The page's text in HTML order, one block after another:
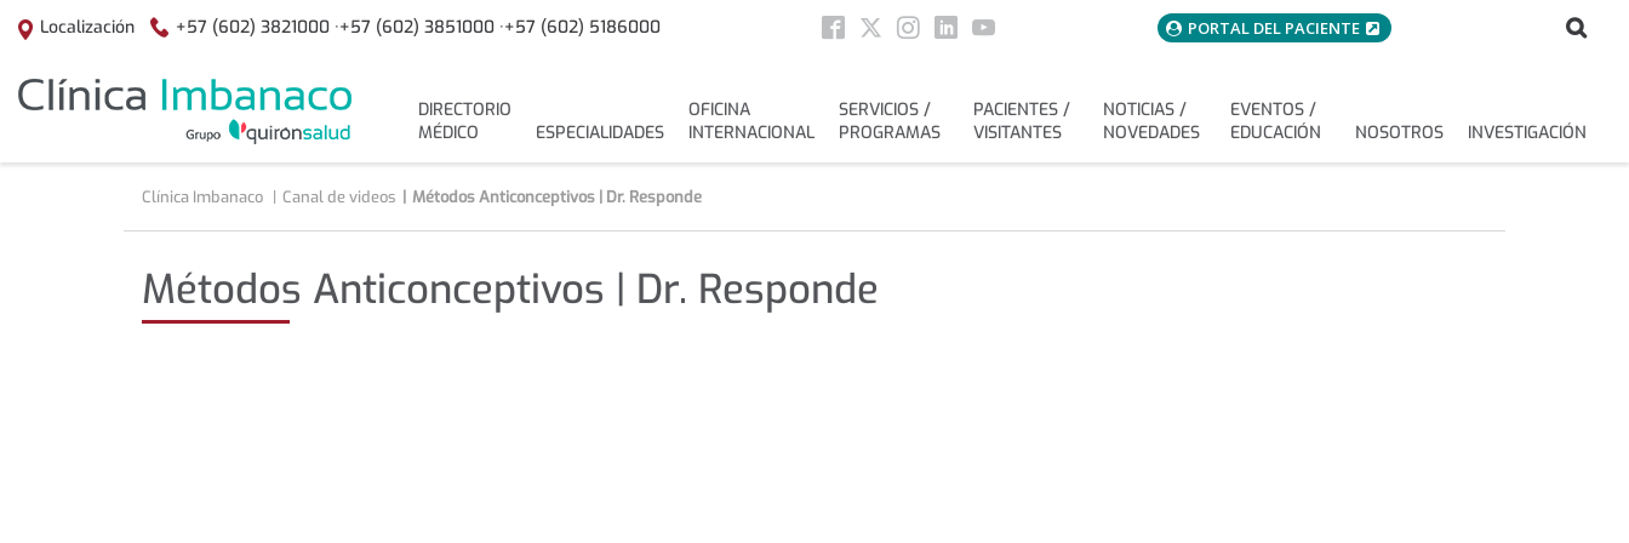
Localización +57 (602) 3821000 ·+57 (602) 3851000 ·+57 (602) 5186000
Social
menuAcceso
PORTAL DEL PACIENTE
Buscar
DIRECTORIO
MÉDICO
ESPECIALIDADES
OFICINA
INTERNACIONAL
SERVICIOS /
PROGRAMAS
PACIENTES /
VISITANTES
NOTICIAS /
NOVEDADES
EVENTOS /
EDUCACIÓN
NOSOTROS INVESTIGACIÓN
Clínica Imbanaco Canal de videos Métodos Anticonceptivos | Dr. Responde
Métodos Anticonceptivos | Dr. Responde